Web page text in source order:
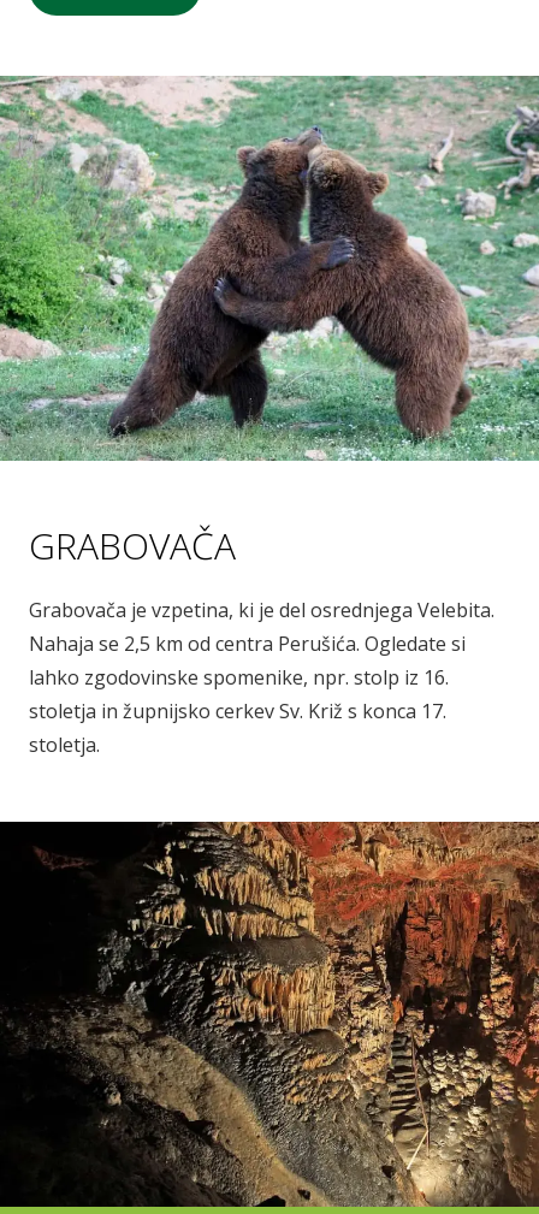
GRABOVAČA
Grabovača je vzpetina, ki je del osrednjega Velebita.
Nahaja se 2,5 km od centra Perušića. Ogledate si
lahko zgodovinske spomenike, npr. stolp iz 16.
stoletja in župnijsko cerkev Sv. Križ s konca 17.
stoletja.